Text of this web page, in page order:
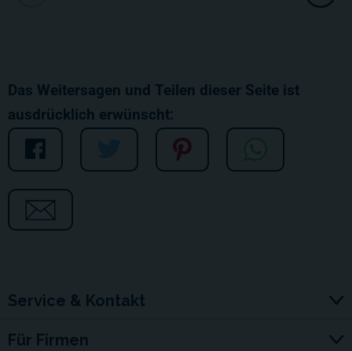
Das Weitersagen und Teilen dieser Seite ist
ausdrücklich erwünscht:
Service & Kontakt
Für Firmen